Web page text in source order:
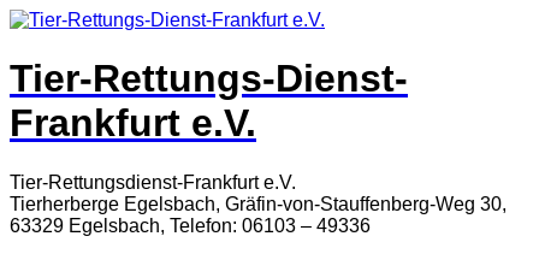
Tier-Rettungs-Dienst-
Frankfurt e.V.
Tier-Rettungsdienst-Frankfurt e.V.
Tierherberge Egelsbach, Gräfin-von-Stauffenberg-Weg 30,
63329 Egelsbach, Telefon: 06103 – 49336